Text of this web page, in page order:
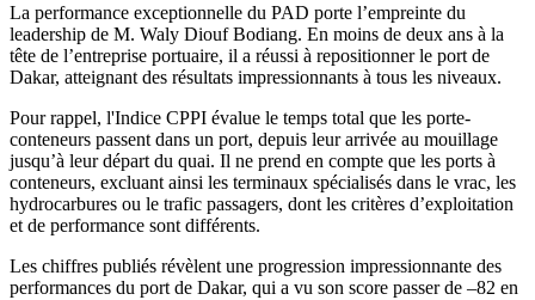
La performance exceptionnelle du PAD porte l’empreinte du
leadership de M. Waly Diouf Bodiang. En moins de deux ans à la
tête de l’entreprise portuaire, il a réussi à repositionner le port de
Dakar, atteignant des résultats impressionnants à tous les niveaux.
Pour rappel, l'Indice CPPI évalue le temps total que les porte-
conteneurs passent dans un port, depuis leur arrivée au mouillage
jusqu’à leur départ du quai. Il ne prend en compte que les ports à
conteneurs, excluant ainsi les terminaux spécialisés dans le vrac, les
hydrocarbures ou le trafic passagers, dont les critères d’exploitation
et de performance sont différents.
Les chiffres publiés révèlent une progression impressionnante des
performances du port de Dakar, qui a vu son score passer de –82 en